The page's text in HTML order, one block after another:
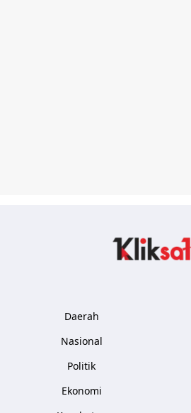
Daerah
Nasional
Politik
Ekonomi